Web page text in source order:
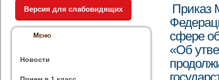
Версия для слабовидящих
Меню
Новости
Приказ
сфере
«Об